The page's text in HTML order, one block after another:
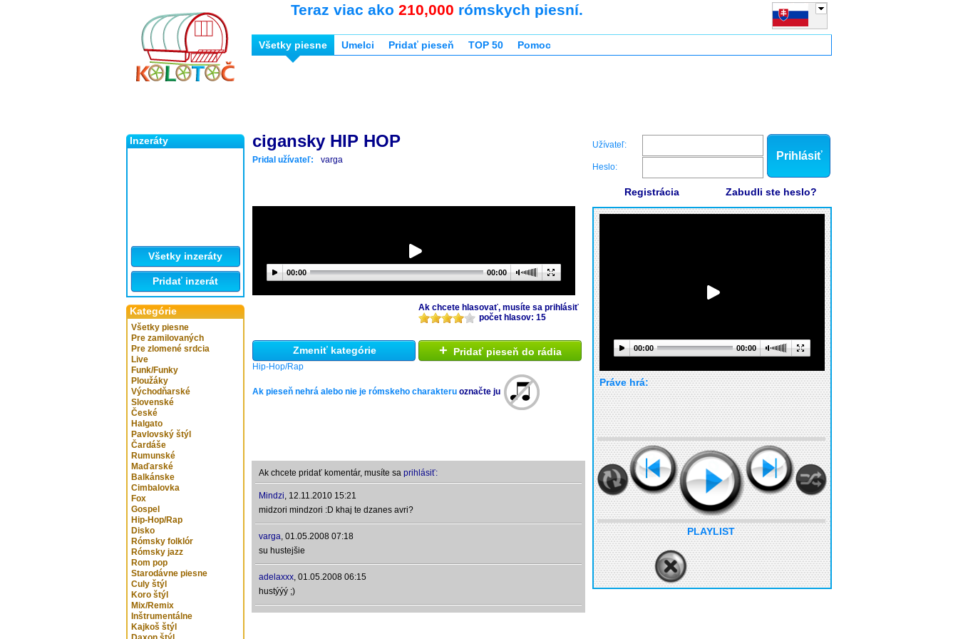
Inzeráty
Všetky inzeráty
Pridať inzerát
Kategórie
Všetky piesne
Pre zamilovaných
Pre zlomené srdcia
Live
Funk/Funky
Ploužáky
Východňarské
Slovenské
České
Halgato
Pavlovský štýl
Čardáše
Rumunské
Maďarské
Balkánske
Cimbalovka
Fox
Gospel
Hip-Hop/Rap
Disko
Rómsky folklór
Rómsky jazz
Rom pop
Starodávne piesne
Culy štýl
Koro štýl
Mix/Remix
Inštrumentálne
Kajkoš štýl
Teraz viac ako 210,000 rómskych piesní.
Všetky piesne Umelci Pridať pieseň TOP 50 Pomoc
cigansky HIP HOP
Pridal užívateľ: varga
00:00 00:00
Ak chcete hlasovať, musíte sa prihlásiť
počet hlasov: 15
Zmeniť kategórie
Hip-Hop/Rap
+ Pridať pieseň do rádia
Ak pieseň nehrá alebo nie je rómskeho charakteru označte ju
Ak chcete pridať komentár, musíte sa prihlásiť:
Mindzi, 12.11.2010 15:21
midzori mindzori :D khaj te dzanes avri?
varga, 01.05.2008 07:18
su hustejšie
adelaxxx, 01.05.2008 06:15
hustýýý ;)
Užívateľ:
Heslo:
Prihlásiť
Registrácia Zabudli ste heslo?
00:00 00:00
Práve hrá:
PLAYLIST